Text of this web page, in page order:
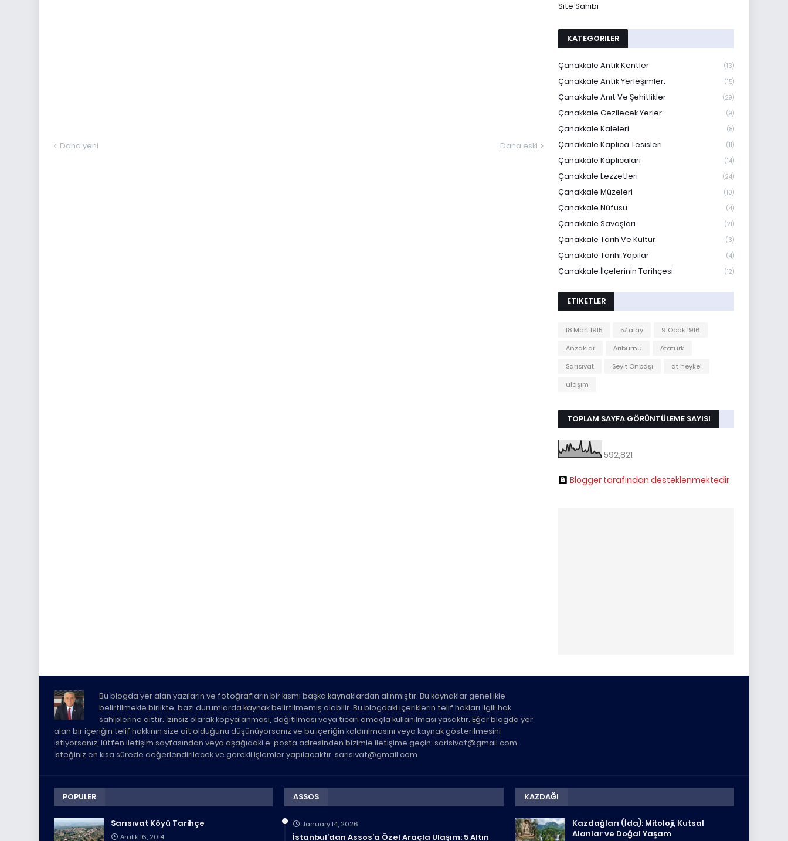
Daha yeni Daha eski
Site Sahibi
KATEGORILER
Çanakkale Antik Kentler (13)
Çanakkale Antik Yerleşimler; (15)
Çanakkale Anıt Ve Şehitlikler (29)
Çanakkale Gezilecek Yerler (9)
Çanakkale Kaleleri (8)
Çanakkale Kaplıca Tesisleri (11)
Çanakkale Kaplıcaları (14)
Çanakkale Lezzetleri (24)
Çanakkale Müzeleri (10)
Çanakkale Nüfusu (4)
Çanakkale Savaşları (21)
Çanakkale Tarih Ve Kültür (3)
Çanakkale Tarihi Yapılar (4)
Çanakkale İlçelerinin Tarihçesi (12)
ETIKETLER
18 Mart 1915 57.alay
9 Ocak 1916
Anzaklar
Arıburnu
Atatürk
Sarısıvat
Seyit Onbaşı
at heykel
ulaşım
TOPLAM SAYFA GÖRÜNTÜLEME SAYISI
592,821
Blogger tarafından desteklenmektedir
Bu blogda yer alan yazıların ve fotoğrafların bir kısmı başka kaynaklardan alınmıştır. Bu kaynaklar genellikle
belirtilmekle birlikte, bazı durumlarda kaynak belirtilmemiş olabilir. Bu blogdaki içeriklerin telif hakları ilgili hak
sahiplerine aittir. İzinsiz olarak kopyalanması, dağıtılması veya ticari amaçla kullanılması yasaktır. Eğer blogda yer
alan bir içeriğin telif hakkının size ait olduğunu düşünüyorsanız ve bu içeriğin kaldırılmasını veya kaynak gösterilmesini
istiyorsanız, lütfen iletişim sayfasından veya aşağıdaki e-posta adresinden bizimle iletişime geçin: sarisivat@gmail.com
İsteğiniz en kısa sürede değerlendirilecek ve gerekli işlemler yapılacaktır. sarisivat@gmail.com
POPULER
Sarısıvat Köyü Tarihçe
Aralık 16, 2014
ASSOS
January 14, 2026
İstanbul’dan Assos’a Özel Araçla Ulaşım: 5 Altın
KAZDAĞI
Kazdağları (İda): Mitoloji, Kutsal
Alanlar ve Doğal Yaşam